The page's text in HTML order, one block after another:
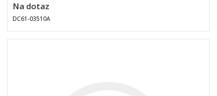
Na dotaz
DC61-03510A